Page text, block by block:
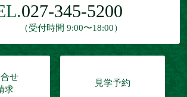
027-345-5200
（受付時間 9:00〜18:00）
せ
求
見学予約